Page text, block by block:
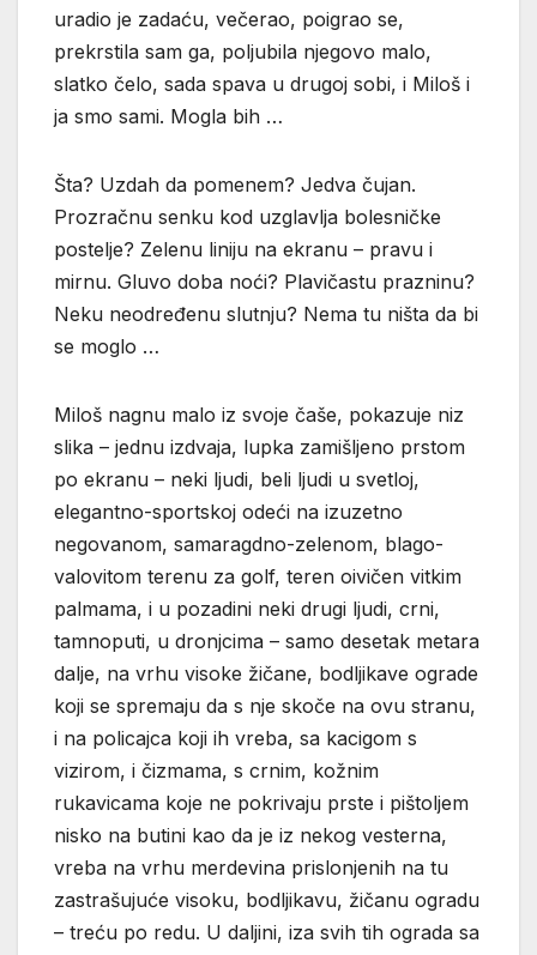
uradio je zadaću, večerao, poigrao se,
prekrstila sam ga, poljubila njegovo malo,
slatko čelo, sada spava u drugoj sobi, i Miloš i
ja smo sami. Mogla bih …
Šta? Uzdah da pomenem? Jedva čujan.
Prozračnu senku kod uzglavlja bolesničke
postelje? Zelenu liniju na ekranu – pravu i
mirnu. Gluvo doba noći? Plavičastu prazninu?
Neku neodređenu slutnju? Nema tu ništa da bi
se moglo …
Miloš nagnu malo iz svoje čaše, pokazuje niz
slika – jednu izdvaja, lupka zamišljeno prstom
po ekranu – neki ljudi, beli ljudi u svetloj,
elegantno-sportskoj odeći na izuzetno
negovanom, samaragdno-zelenom, blago-
valovitom terenu za golf, teren oivičen vitkim
palmama, i u pozadini neki drugi ljudi, crni,
tamnoputi, u dronjcima – samo desetak metara
dalje, na vrhu visoke žičane, bodljikave ograde
koji se spremaju da s nje skoče na ovu stranu,
i na policajca koji ih vreba, sa kacigom s
vizirom, i čizmama, s crnim, kožnim
rukavicama koje ne pokrivaju prste i pištoljem
nisko na butini kao da je iz nekog vesterna,
vreba na vrhu merdevina prislonjenih na tu
zastrašujuće visoku, bodljikavu, žičanu ogradu
– treću po redu. U daljini, iza svih tih ograda sa